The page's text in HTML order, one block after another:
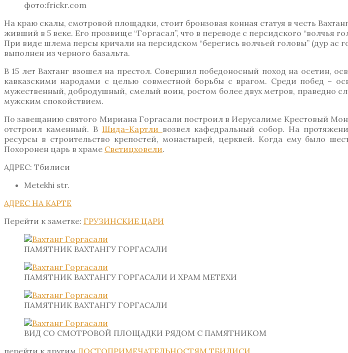
фото:frickr.com
На краю скалы, смотровой площадки, стоит бронзовая конная статуя в честь
живший в 5 веке. Его прозвище “Горгасал”, что в переводе с персидского
При виде шлема персы кричали на персидском “берегись волчьей головы” (дур ас
выполнен из черного базальта.
В 15 лет Вахтанг взошел на престол. Совершил победоносный поход на осетин,
кавказскими народами с целью совместной борьбы с врагом. Среди побед –
мужественный, добродушный, смелый воин, ростом более двух метров,
мужским спокойствием.
По завещанию святого Мириана Горгасали построил в Иерусалиме Крестовый
отстроил каменный. В Шида-Картли возвел кафедральный собор. На
ресурсы в строительство крепостей, монастырей, церквей. Когда ему было
Похоронен царь в храме Светицховели.
АДРЕС: Тбилиси
Metekhi str.
АДРЕС НА КАРТЕ
Перейти к заметке: ГРУЗИНСКИЕ ЦАРИ
ПАМЯТНИК ВАХТАНГУ ГОРГАСАЛИ
ПАМЯТНИК ВАХТАНГУ ГОРГАСАЛИ И ХРАМ МЕТЕХИ
ПАМЯТНИК ВАХТАНГУ ГОРГАСАЛИ
ВИД СО СМОТРОВОЙ ПЛОЩАДКИ РЯДОМ С ПАМЯТНИКОМ